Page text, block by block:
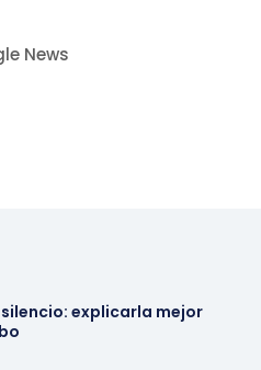
News
silencio: explicarla mejor